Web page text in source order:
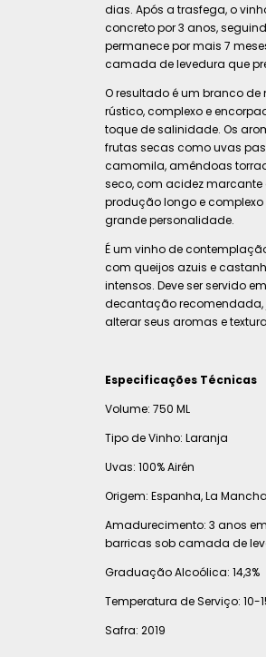
dias. Após a trasfega, o
concreto por 3 anos,
permanece por mais 7
camada de levedura que
O resultado é um branco
rústico, complexo e
toque de salinidade. Os
frutas secas como uvas
camomila, amêndoas
seco, com acidez
produção longo e
grande personalidade.
É um vinho de
com queijos azuis e
intensos. Deve ser servido
decantação recomendada,
alterar seus aromas e
Especificações Técnicas
Volume: 750 ML
Tipo de Vinho: Laranja
Uvas: 100% Airén
Origem: Espanha, La
Amadurecimento: 3 anos
barricas sob camada de
Graduação Alcoólica: 14,3%
Temperatura de Serviço: 10-
Safra: 2019